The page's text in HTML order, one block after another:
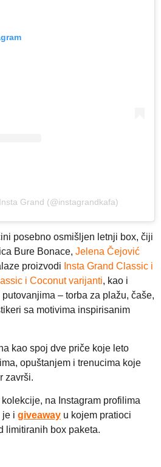
Grand (@instagrandkafa)
posebno osmišljen letnji box, čiji
Bure Bonace, Jelena Čejović
proizvodi Insta Grand Classic i
i Coconut varijanti, kao i
– torba za plažu, čaše,
sa motivima inspirisanim
kao spoj dve priče koje leto
opuštanjem i trenucima koje
završi.
na Instagram profilima
je i giveaway u kojem pratioci
limitiranih box paketa.